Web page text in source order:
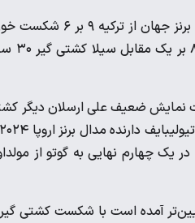
کریستوپاس الیوا دارنده مدال برنز جهان از لیتوانی در همان دور نخست مقابل سلجوق جان دارنده ۲ برنز
سلجوق جان در ادامه حریف روس خود را نیز
نمس دارنده مدال‌های طلا و برنز جهان در سال‌های ۲۰۱۷ و ۲۰۱۸ که به علت نمایش ضعیف علی ارسلان
در یک چهارم نهایی به گوتو از
آمده است با شکست کشتی